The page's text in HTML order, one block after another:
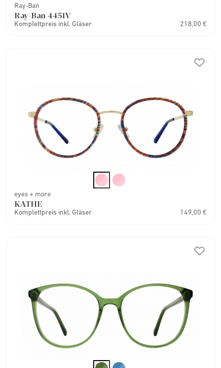
Ray-Ban
Ray-Ban 4451V
Komplettpreis inkl. Gläser 218,00 €
eyes + more
KATHE
Komplettpreis inkl. Gläser 149,00 €